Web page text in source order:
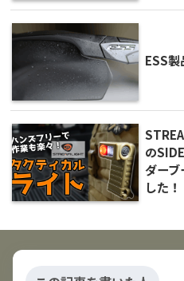
ESS
の
ダー
した！